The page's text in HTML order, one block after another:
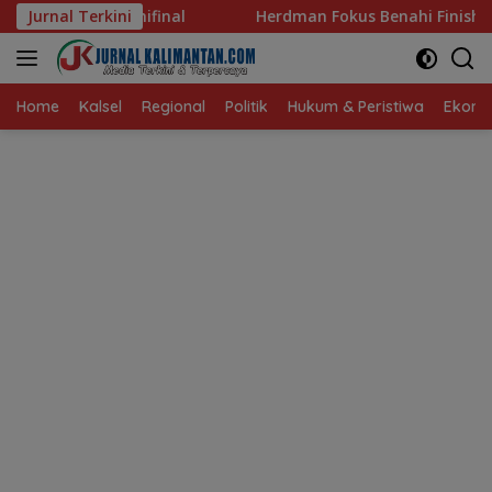
Langsung
ke
konten
Jurnal Terkini
Herdman Fokus Benahi Finishing Jelang Lawan
Home Kalsel Regional Politik Hukum & Peristiwa